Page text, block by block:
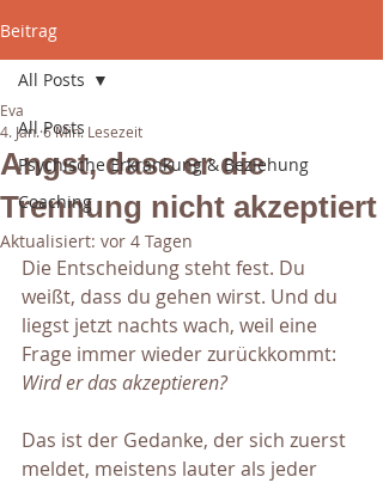
Beitrag
All Posts
Psychische Erkrankung & Beziehung
Coaching
All Posts
Angst, dass er die
Trennung nicht akzeptiert
Eva
4. Jan. 6 Min. Lesezeit
Aktualisiert: vor 4 Tagen
Die Entscheidung steht fest. Du
weißt, dass du gehen wirst. Und du
liegst jetzt nachts wach, weil eine
Frage immer wieder zurückkommt:
Wird er das akzeptieren?
Das ist der Gedanke, der sich zuerst
meldet, meistens lauter als jeder